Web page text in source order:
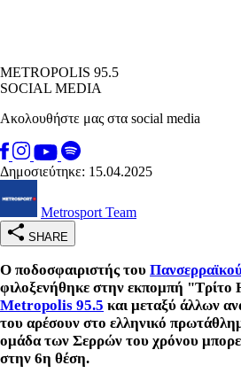
METROPOLIS 95.5
SOCIAL MEDIA
Ακολουθήστε μας στα social media
Δημοσιεύτηκε: 15.04.2025
Metrosport Team
SHARE
Ο ποδοσφαιριστής του
φιλοξενήθηκε στην εκπομπή "Τρίτο
Metropolis 95.5 και μεταξύ άλλων
του αρέσουν στο ελληνικό
ομάδα των Σερρών του χρόνου
στην 6η θέση.